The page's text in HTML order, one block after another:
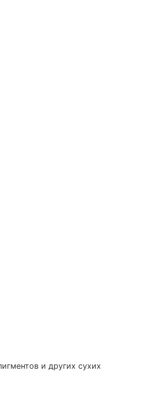
и других сухих